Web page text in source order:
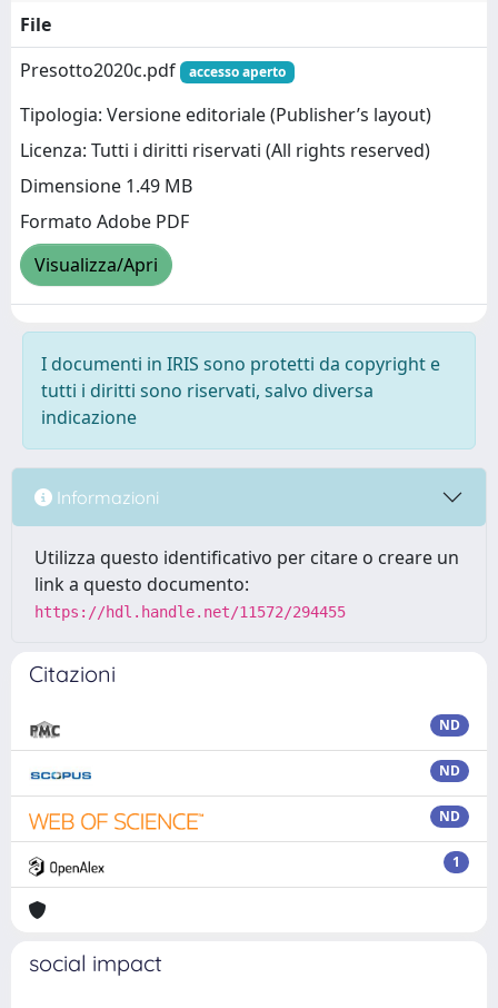
File
Presotto2020c.pdf
accesso aperto
Tipologia: Versione editoriale (Publisher’s layout)
Licenza: Tutti i diritti riservati (All rights reserved)
Dimensione 1.49 MB
Formato Adobe PDF
Visualizza/Apri
I documenti in IRIS sono protetti da copyright e
tutti i diritti sono riservati, salvo diversa
indicazione
Informazioni
Utilizza questo identificativo per citare o creare un
link a questo documento:
https://hdl.handle.net/11572/294455
Citazioni
ND
ND
ND
1
social impact